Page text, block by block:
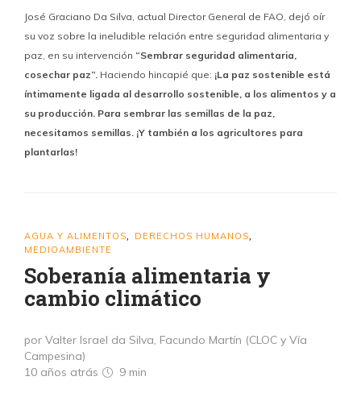
José Graciano Da Silva, actual Director General de FAO, dejó oír
su voz sobre la ineludible relación entre seguridad alimentaria y
paz, en su intervención “Sembrar seguridad alimentaria,
cosechar paz”. Haciendo hincapié que: ¡La paz sostenible está
íntimamente ligada al desarrollo sostenible, a los alimentos y a
su producción. Para sembrar las semillas de la paz,
necesitamos semillas. ¡Y también a los agricultores para
plantarlas!
AGUA Y ALIMENTOS DERECHOS HUMANOS
MEDIOAMBIENTE
Soberanía alimentaria y
cambio climático
por Valter Israel da Silva, Facundo Martín (CLOC y Vía
Campesina)
10 años atrás
9 min